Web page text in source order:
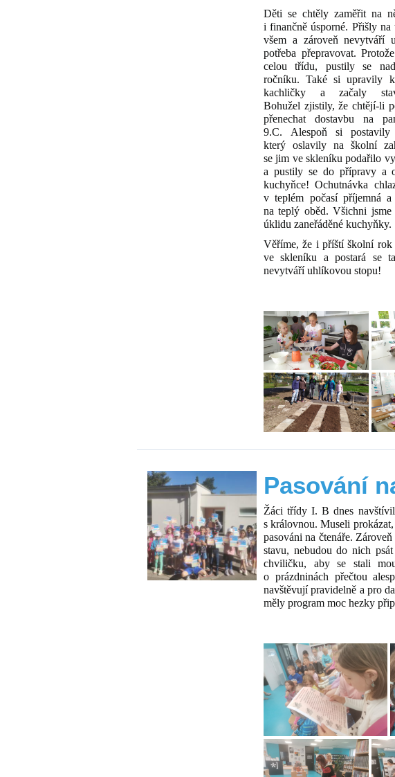
Děti se chtěly zaměřit na
i finančně úsporné. Přišly na
všem a zároveň nevytváří
potřeba přepravovat.
celou třídu, pustily se
ročníku. Také si upravily
kachličky a začaly
Bohužel zjistily, že chtějí-li
přenechat dostavbu na
9.C. Alespoň si
který oslavily na školní
se jim ve skleníku podařilo
a pustily se do přípravy a
kuchyňce! Ochutnávka
v teplém počasí příjemná
na teplý oběd. Všichni
úklidu zaneřáděné kuchyňky.
Věříme, že i příští školní rok
ve skleníku a postará se
nevytváří uhlíkovou stopu!
Pasování
Žáci třídy I. B dnes
s královnou. Museli
pasováni na čtenáře.
stavu, nebudou do nich
chviličku, aby se stali
o prázdninách přečtou
navštěvují pravidelně a pro
měly program moc hezky